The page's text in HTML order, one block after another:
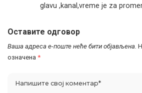
glavu ,kanal,vreme je za
Оставите одговор
Ваша адреса е-поште неће бити објављена.
означена *